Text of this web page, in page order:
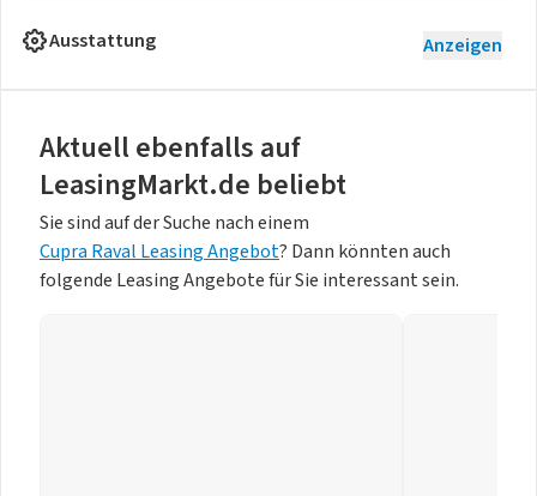
Ausstattung Anzeigen
Aktuell ebenfalls auf
LeasingMarkt.de beliebt
Sie sind auf der Suche nach einem
Cupra Raval Leasing Angebot? Dann könnten auch
folgende Leasing Angebote für Sie interessant sein.